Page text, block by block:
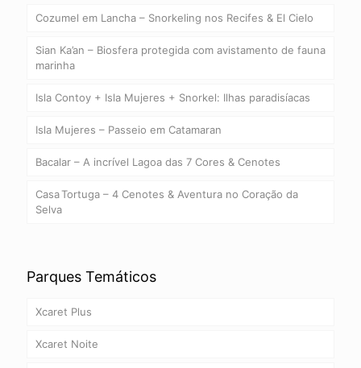
Cozumel em Lancha – Snorkeling nos Recifes & El Cielo
Sian Ka’an – Biosfera protegida com avistamento de fauna
marinha
Isla Contoy + Isla Mujeres + Snorkel: Ilhas paradisíacas
Isla Mujeres – Passeio em Catamaran
Bacalar – A incrível Lagoa das 7 Cores & Cenotes
Casa Tortuga – 4 Cenotes & Aventura no Coração da
Selva
Parques Temáticos
Xcaret Plus
Xcaret Noite